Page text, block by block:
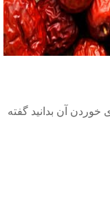
آن بدانید گفته